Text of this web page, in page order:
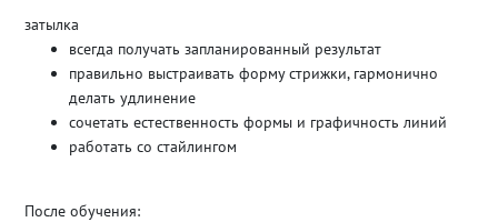
затылка
всегда получать запланированный результат
правильно выстраивать форму стрижки, гармонично
делать удлинение
сочетать естественность формы и графичность линий
работать со стайлингом
После обучения: